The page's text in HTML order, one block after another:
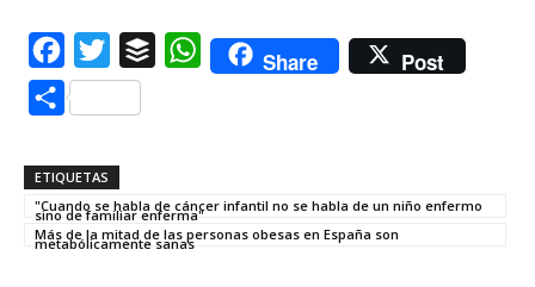
Facebook
Twitter Buffer WhatsAppShare Post
Compartir
ETIQUETAS
"Cuando se habla de cáncer infantil no se habla de un niño enfermo
sino de familiar enferma"
Más de la mitad de las personas obesas en España son
metabólicamente sanas